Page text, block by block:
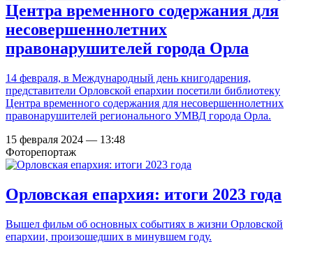
Центра временного содержания для
несовершеннолетних
правонарушителей города Орла
14 февраля, в Международный день книгодарения,
представители Орловской епархии посетили библиотеку
Центра временного содержания для несовершеннолетних
правонарушителей регионального УМВД города Орла.
15 февраля 2024 — 13:48
Фоторепортаж
Орловская епархия: итоги 2023 года
Вышел фильм об основных событиях в жизни Орловской
епархии, произошедших в минувшем году.